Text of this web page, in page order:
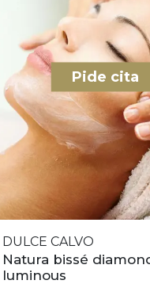
Pide cita
DULCE CALVO
Natura bissé
luminous